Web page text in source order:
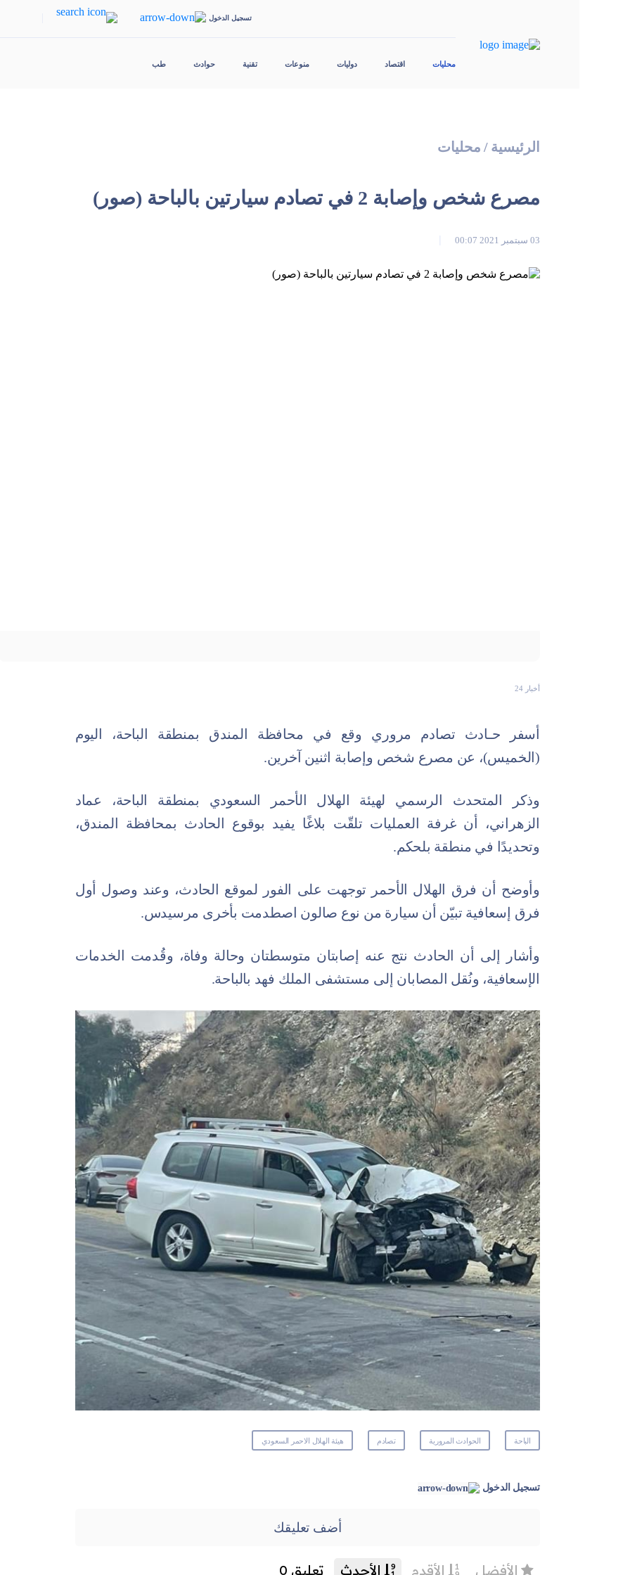
تسجيل الدخول
محليات اقتصاد دوليات منوعات تقنية حوادث طب
الرئيسية / محليات
مصرع شخص وإصابة 2 في تصادم سيارتين بالباحة (صور)
03 سبتمبر 2021 00:07
أخبار 24
أسفر حـادث تصادم مروري وقع في محافظة المندق بمنطقة الباحة، اليوم
(الخميس)، عن مصرع شخص وإصابة اثنين آخرين.
وذكر المتحدث الرسمي لهيئة الهلال الأحمر السعودي بمنطقة الباحة، عماد
الزهراني، أن غرفة العمليات تلقّت بلاغًا يفيد بوقوع الحادث بمحافظة المندق،
وتحديدًا في منطقة بلحكم.
وأوضح أن فرق الهلال الأحمر توجهت على الفور لموقع الحادث، وعند وصول أول
فرق إسعافية تبيّن أن سيارة من نوع صالون اصطدمت بأخرى مرسيدس.
وأشار إلى أن الحادث نتج عنه إصابتان متوسطتان وحالة وفاة، وقُدمت الخدمات
الإسعافية، ونُقل المصابان إلى مستشفى الملك فهد بالباحة.
الباحة الحوادث المرورية تصادم هيئة الهلال الاحمر السعودي
تسجيل الدخول
أضف تعليقك